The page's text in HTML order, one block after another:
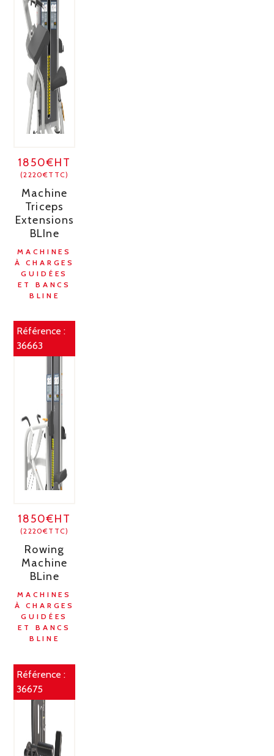
1850€HT
(2220€TTC)
Machine
Triceps
Extensions
BLIne
MACHINES
À CHARGES
GUIDÉES
ET BANCS
BLINE
Référence :
36663
1850€HT
(2220€TTC)
Rowing
Machine
BLine
MACHINES
À CHARGES
GUIDÉES
ET BANCS
BLINE
Référence :
36675